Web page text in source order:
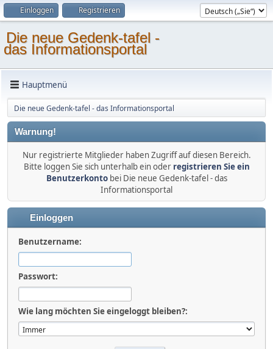
Einloggen Registrieren
Die neue Gedenk-tafel -
das Informationsportal
Hauptmenü
Die neue Gedenk-tafel - das Informationsportal
Warnung!
Nur registrierte Mitglieder haben Zugriff auf diesen Bereich.
Bitte loggen Sie sich unterhalb ein oder registrieren Sie ein
Benutzerkontobei Die neue Gedenk-tafel - das
Informationsportal
Einloggen
Benutzername:
Passwort:
Wie lang möchten Sie eingeloggt bleiben?: